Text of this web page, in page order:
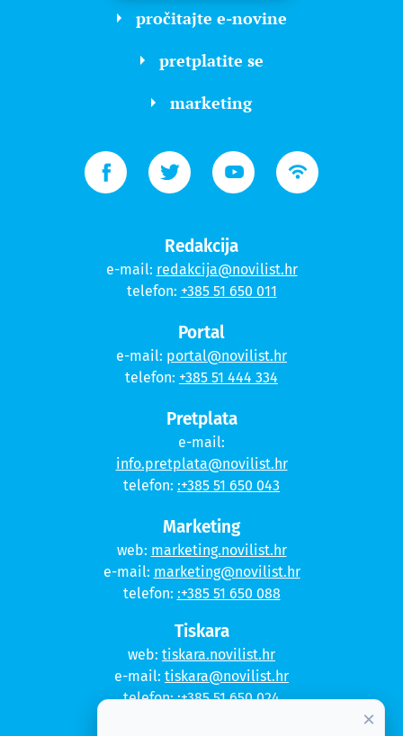
pročitajte e-novine
pretplatite se
marketing
Redakcija
e-mail: redakcija@novilist.hr
telefon: +385 51 650 011
Portal
e-mail: portal@novilist.hr
telefon: +385 51 444 334
Pretplata
e-mail:
info.pretplata@novilist.hr
telefon: :+385 51 650 043
Marketing
web: marketing.novilist.hr
e-mail: marketing@novilist.hr
telefon: :+385 51 650 088
Tiskara
web: tiskara.novilist.hr
e-mail: tiskara@novilist.hr
telefon::+385 51 650 024
×